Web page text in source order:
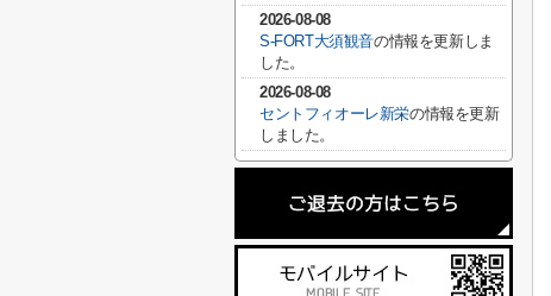
2026-08-08
S-FORT大須観音の情報を更新しま
した。
2026-08-08
セントフィオーレ新栄の情報を更新
しました。